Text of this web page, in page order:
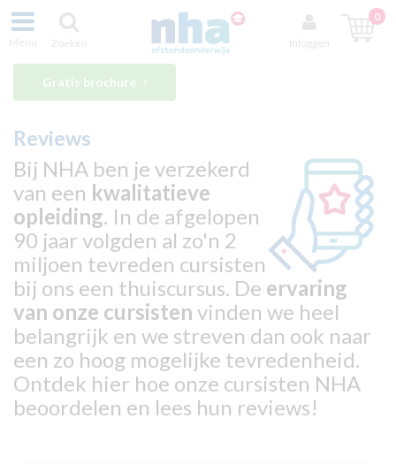
Menu Zoeken Inloggen
0
Gratis brochure
Reviews
Bij NHA ben je verzekerd
van een kwalitatieve
opleiding. In de afgelopen
90 jaar volgden al zo'n 2
miljoen tevreden cursisten
bij ons een thuiscursus. De ervaring
van onze cursisten vinden we heel
belangrijk en we streven dan ook naar
een zo hoog mogelijke tevredenheid.
Ontdek hier hoe onze cursisten NHA
beoordelen en lees hun reviews!